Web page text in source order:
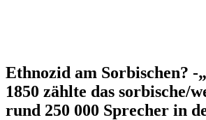
Ethnozid am Sorbischen? -
1850 zählte das sorbische/
rund 250 000 Sprecher in